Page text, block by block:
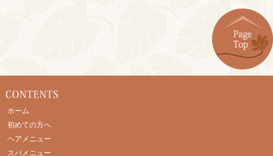
ホーム
初めての方へ
ヘアメニュー
スパメニュー